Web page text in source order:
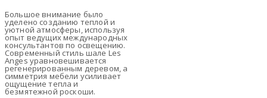
Большое внимание было
уделено созданию теплой и
уютной атмосферы, используя
опыт ведущих международных
консультантов по освещению.
Современный стиль шале Les
Anges уравновешивается
регенерированным деревом, а
симметрия мебели усиливает
ощущение тепла и
безмятежной роскоши.